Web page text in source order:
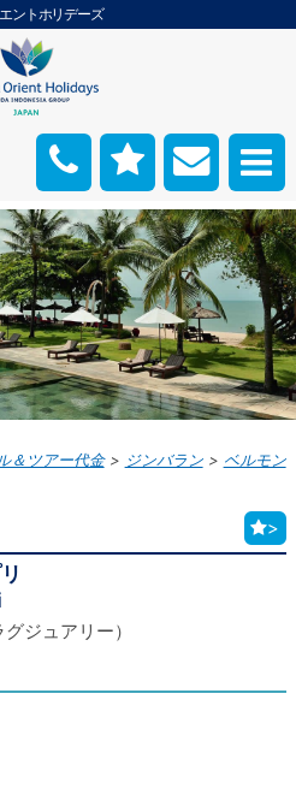
ントホリデーズ
＆ツアー代金 ジンバラン
ベルモン
>
グジュアリー）